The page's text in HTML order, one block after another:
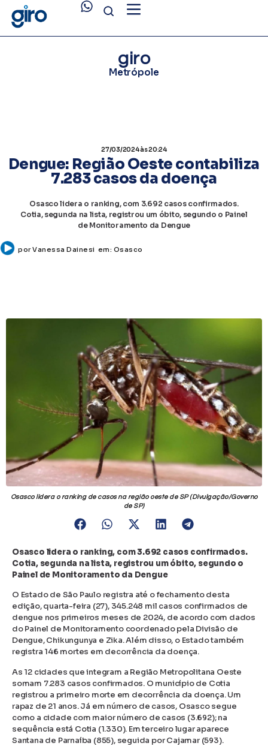
giro
Metrópole
27/03/2024às 20:24
Dengue: Região Oeste contabiliza
7.283 casos da doença
Osasco lidera o ranking, com 3.692 casos confirmados.
Cotia, segunda na lista, registrou um óbito, segundo o Painel
de Monitoramento da Dengue
porVanessa Dainesi em: Osasco
Osasco lidera o ranking de casos na região oeste de SP (Divulgação/Governo
de SP)
Osasco lidera o ranking, com 3.692 casos confirmados.
Cotia, segunda na lista, registrou um óbito, segundo o
Painel de Monitoramento da Dengue
O Estado de São Paulo registra até o fechamento desta
edição, quarta-feira (27), 345.248 mil casos confirmados de
dengue nos primeiros meses de 2024, de acordo com dados
do Painel de Monitoramento coordenado pela Divisão de
Dengue, Chikungunya e Zika. Além disso, o Estado também
registra 146 mortes em decorrência da doença.
As 12 cidades que integram a Região Metropolitana Oeste
somam 7.283 casos confirmados. O município de Cotia
registrou a primeiro morte em decorrência da doença. Um
rapaz de 21 anos. Já em número de casos, Osasco segue
como a cidade com maior número de casos (3.692); na
sequência está Cotia (1.330). Em terceiro lugar aparece
Santana de Parnaíba (855), seguida por Cajamar (593).